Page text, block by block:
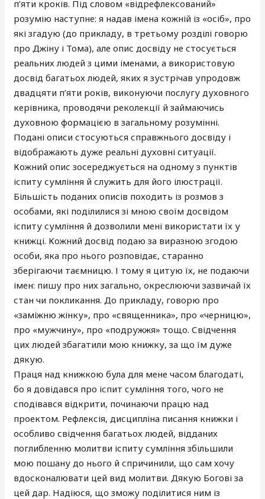
п’яти кроків. Під словом «відрефлексований»
розумію наступне: я надав імена кожній із «осіб», про
які згадую (до прикладу, в третьому розділі говорю
про Джіну і Тома), але опис досвіду не стосується
реальних людей з цими іменами, а використовую
досвід багатьох людей, яких я зустрічав упродовж
двадцяти п’яти років, виконуючи послугу духовного
керівника, проводячи реколекції й займаючись
духовною формацією в загальному розумінні.
Подані описи стосуються справжнього досвіду і
відображають дуже реальні духовні ситуації.
Кожний опис зосереджується на одному з пунктів
іспиту сумління й служить для його ілюстрації.
Більшість поданих описів походить із розмов з
особами, які поділилися зі мною своїм досвідом
іспиту сумління й дозволили мені використати їх у
книжці. Кожний досвід подаю за виразною згодою
особи, яка про нього розповідає, старанно
зберігаючи таємницю. І тому я цитую їх, не подаючи
імен: пишу про них загально, окреслюючи зазвичай їх
стан чи покликання. До прикладу, говорю про
«заміжню жінку», про «священника», про «черницю»,
про «мужчину», про «подружжя» тощо. Свідчення
цих людей збагатили мою книжку, за що їм дуже
дякую.
Праця над книжкою була для мене часом благодаті,
бо я довідався про іспит сумління того, чого не
сподівався відкрити, починаючи працю над
проектом. Рефлексія, дисципліна писання книжки і
особливо свідчення багатьох людей, відданих
поглибленню молитви іспиту сумління збільшили
мою пошану до нього й спричинили, що сам хочу
вдосконалювати цей вид молитви. Дякую Богові за
цей дар. Надіюся, що зможу поділитися ним із